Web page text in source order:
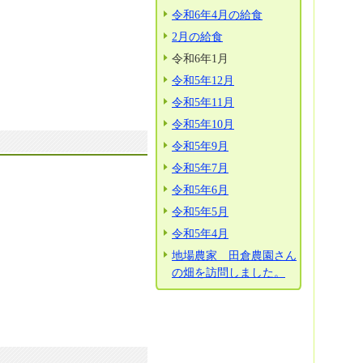
令和6年4月の給食
2月の給食
令和6年1月
令和5年12月
令和5年11月
令和5年10月
令和5年9月
令和5年7月
令和5年6月
令和5年5月
令和5年4月
地場農家 田倉農園さん
の畑を訪問しました。